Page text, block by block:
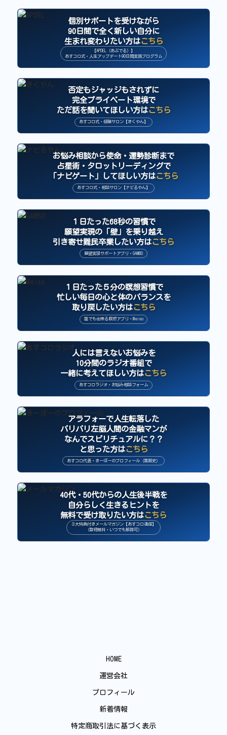
個別サポートを受けながら
90日間で全く新しい自分に
生まれ変わりたい方はこちら
【APDEL（あぷでる）】
あすコロ式・人生アップデート90日間実践プログラム
否定もジャッジもされずに
完全プライベート環境で
ただ話を聞いてほしい方はこちら
あすコロ式・傾聴サロン【きくやん】
お悩み相談から使命・運勢診断まで
占星術・タロットリーディングで
「ナビゲート」してほしい方はこちら
あすコロ式・相談サロン【ナビるやん】
１日たった68秒の習慣で
願望実現の「壁」を乗り越え
引き寄せ難民卒業したい方はこちら
願望実現サポートアプリ・GAMBO
１日たった５分の瞑想習慣で
忙しい毎日の心と体のバランスを
取り戻したい方はこちら
誰でも出来る瞑想アプリ・Meiso
人には言えないお悩みを
10分間のラジオ番組で
一緒に考えてほしい方はこちら
あすコロラジオ・お悩み相談フォーム
アラフォーで人生転落した
バリバリ左脳人間の金融マンが
なんでスピリチュアルに？？
と思った方はこちら
あすコロ代表・きーぼーのプロフィール（黒歴史）
40代・50代からの人生後半戦を
自分らしく生きるヒントを
無料で受け取りたい方はこちら
３大特典付きメールマガジン【あすコロ通信】
（登録無料・いつでも解除可）
HOME
運営会社
プロフィール
新着情報
特定商取引法に基づく表示